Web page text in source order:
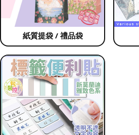
紙質提袋 / 禮品袋